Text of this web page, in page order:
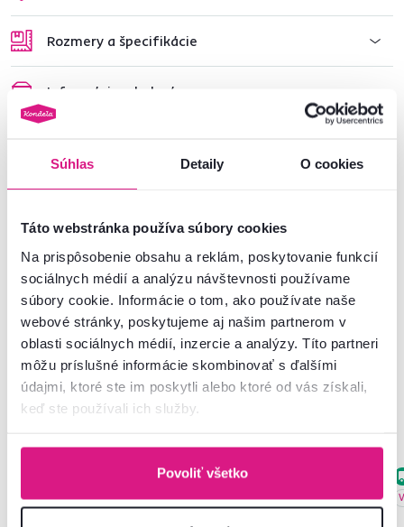
Súhlas Detaily O cookies
Táto webstránka používa súbory cookies
Na prispôsobenie obsahu a reklám, poskytovanie funkcií
sociálnych médií a analýzu návštevnosti používame
súbory cookie. Informácie o tom, ako používate naše
webové stránky, poskytujeme aj našim partnerom v
oblasti sociálnych médií, inzercie a analýzy. Títo partneri
môžu príslušné informácie skombinovať s ďalšími
údajmi, ktoré ste im poskytli alebo ktoré od vás získali,
keď ste používali ich služby.
Povoliť všetko
Rozmery a špecifikácie
Informácie o balení
Nenašli ste požadované informácie?
02/ 40 100 100 Spustiť chat
Podobné produkty
Výpredaj
Zadarmo
Výpredaj